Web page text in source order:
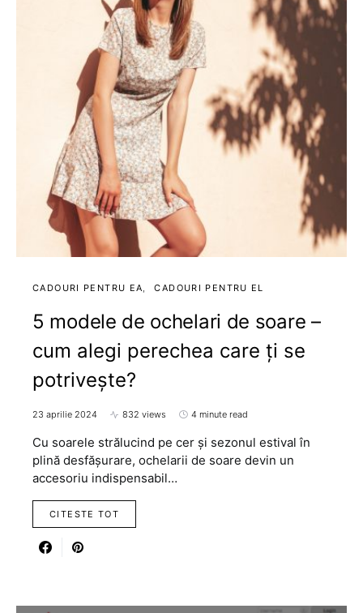
CADOURI PENTRU EA CADOURI PENTRU EL
5 modele de ochelari de soare –
cum alegi perechea care ți se
potrivește?
23 aprilie 2024 832 views 4 minute read
Cu soarele strălucind pe cer și sezonul estival în
plină desfășurare, ochelarii de soare devin un
accesoriu indispensabil…
CITESTE TOT